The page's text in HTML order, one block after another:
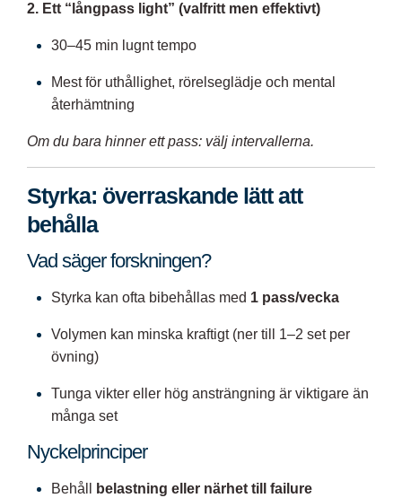
2. Ett “långpass light” (valfritt men effektivt)
30–45 min lugnt tempo
Mest för uthållighet, rörelseglädje och mental
återhämtning
Om du bara hinner ett pass: välj intervallerna.
Styrka: överraskande lätt att
behålla
Vad säger forskningen?
Styrka kan ofta bibehållas med 1 pass/vecka
Volymen kan minska kraftigt (ner till 1–2 set per
övning)
Tunga vikter eller hög ansträngning är viktigare än
många set
Nyckelprinciper
Behåll belastning eller närhet till failure